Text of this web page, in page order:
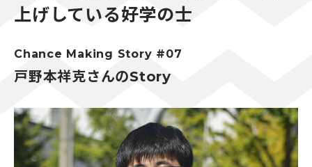
上げしている好学の士
Chance Making Story #07
戸野本祥克さんのStory